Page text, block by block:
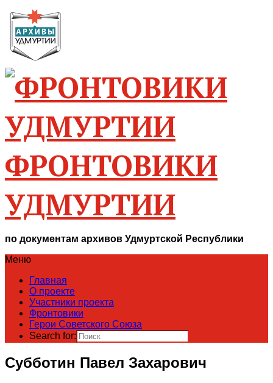
ФРОНТОВИКИ
УДМУРТИИ
по документам архивов Удмуртской Республики
Меню
Главная
О проекте
Участники проекта
Фронтовики
Герои Советского Союза
Search for:
Субботин Павел Захарович